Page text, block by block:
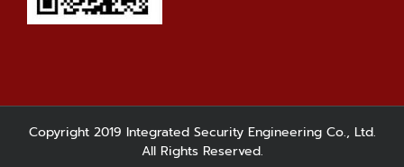
Copyright 2019 Integrated Security Engineering Co., Ltd.
All Rights Reserved.